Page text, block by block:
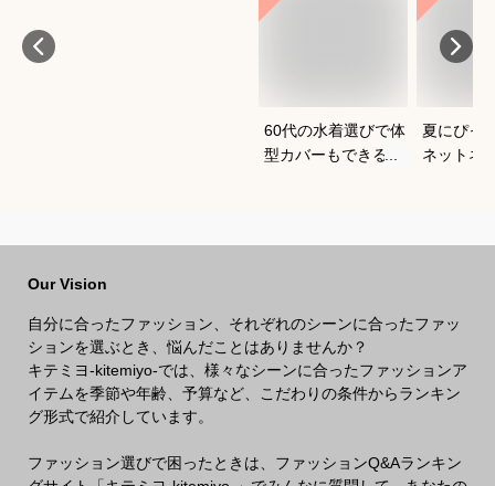
60代の水着選びで体
型カバーもできるお
夏にぴっ
ネットネ
Our Vision
自分に合ったファッション、それぞれのシーンに合ったファッ
ションを選ぶとき、悩んだことはありませんか？
キテミヨ-kitemiyo-では、様々なシーンに合ったファッションア
イテムを季節や年齢、予算など、こだわりの条件からランキン
グ形式で紹介しています。
ファッション選びで困ったときは、ファッションQ&Aランキン